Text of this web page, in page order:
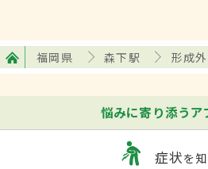
福岡県 森下駅 形成
悩みに寄り添うア
症状を